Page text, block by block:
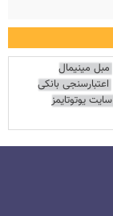
مبل مینیمال
اعتبارسنجی بانکی
سایت یوتوتایمز